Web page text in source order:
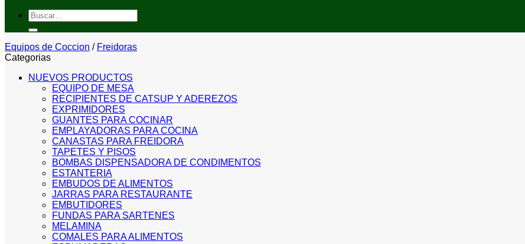
Buscar
por:
Equipos de Coccion / Freidoras
Categorias
NUEVOS PRODUCTOS
EQUIPO DE MESA
RECIPIENTES DE CATSUP Y ADEREZOS
EXPRIMIDORES
GUANTES PARA COCINAR
EMPLAYADORAS PARA COCINA
CANASTAS PARA FREIDORA
TAPETES Y PISOS
BOMBAS DISPENSADORA DE CONDIMENTOS
ESTANTERIA
EMBUDOS DE ALIMENTOS
JARRAS PARA RESTAURANTE
EMBUTIDORES
FUNDAS PARA SARTENES
MELAMINA
COMALES PARA ALIMENTOS